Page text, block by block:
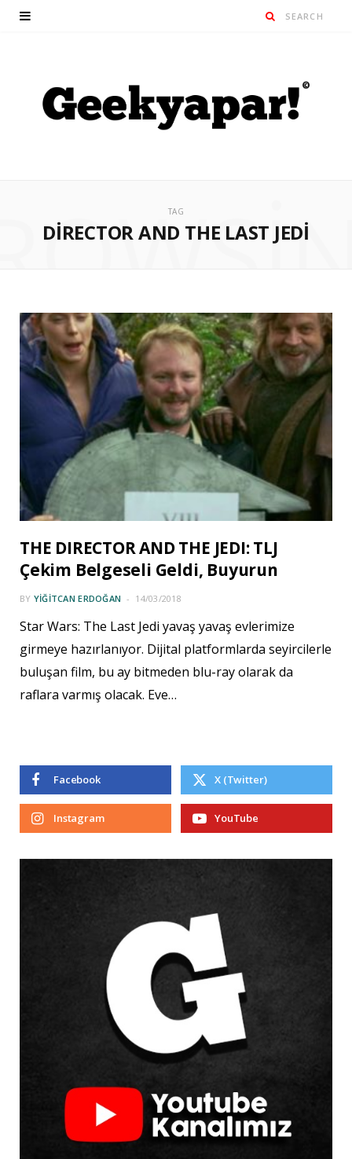
TAG
DIRECTOR AND THE LAST JEDI
THE DIRECTOR AND THE JEDI: TLJ
Çekim Belgeseli Geldi, Buyurun
BY YIĞITCAN ERDOĞAN 14/03/2018
Star Wars: The Last Jedi yavaş yavaş evlerimize
girmeye hazırlanıyor. Dijital platformlarda seyircilerle
buluşan film, bu ay bitmeden blu-ray olarak da
raflara varmış olacak. Eve…
Facebook X (Twitter)
Instagram YouTube